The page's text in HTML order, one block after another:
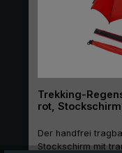
Trekking-
rot,
Der handfrei
Stockschirm mit